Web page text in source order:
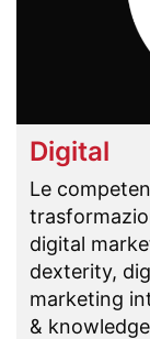
Digital
Le
digital
dexterity,
marketing
&